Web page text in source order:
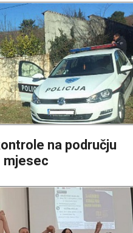
na području
mjesec